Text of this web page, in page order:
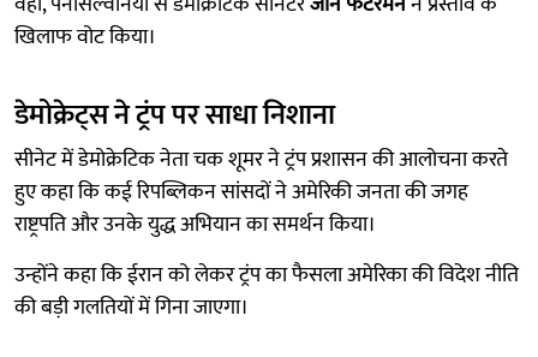
खिलाफ वोट किया।
डेमोक्रेट्स ने ट्रंप पर साधा निशाना
सीनेट में डेमोक्रेटिक नेता चक शूमर ने ट्रंप प्रशासन की आलोचना करते
हुए कहा कि कई रिपब्लिकन सांसदों ने अमेरिकी जनता की जगह
राष्ट्रपति और उनके युद्ध अभियान का समर्थन किया।
उन्होंने कहा कि ईरान को लेकर ट्रंप का फैसला अमेरिका की विदेश नीति
की बड़ी गलतियों में गिना जाएगा।